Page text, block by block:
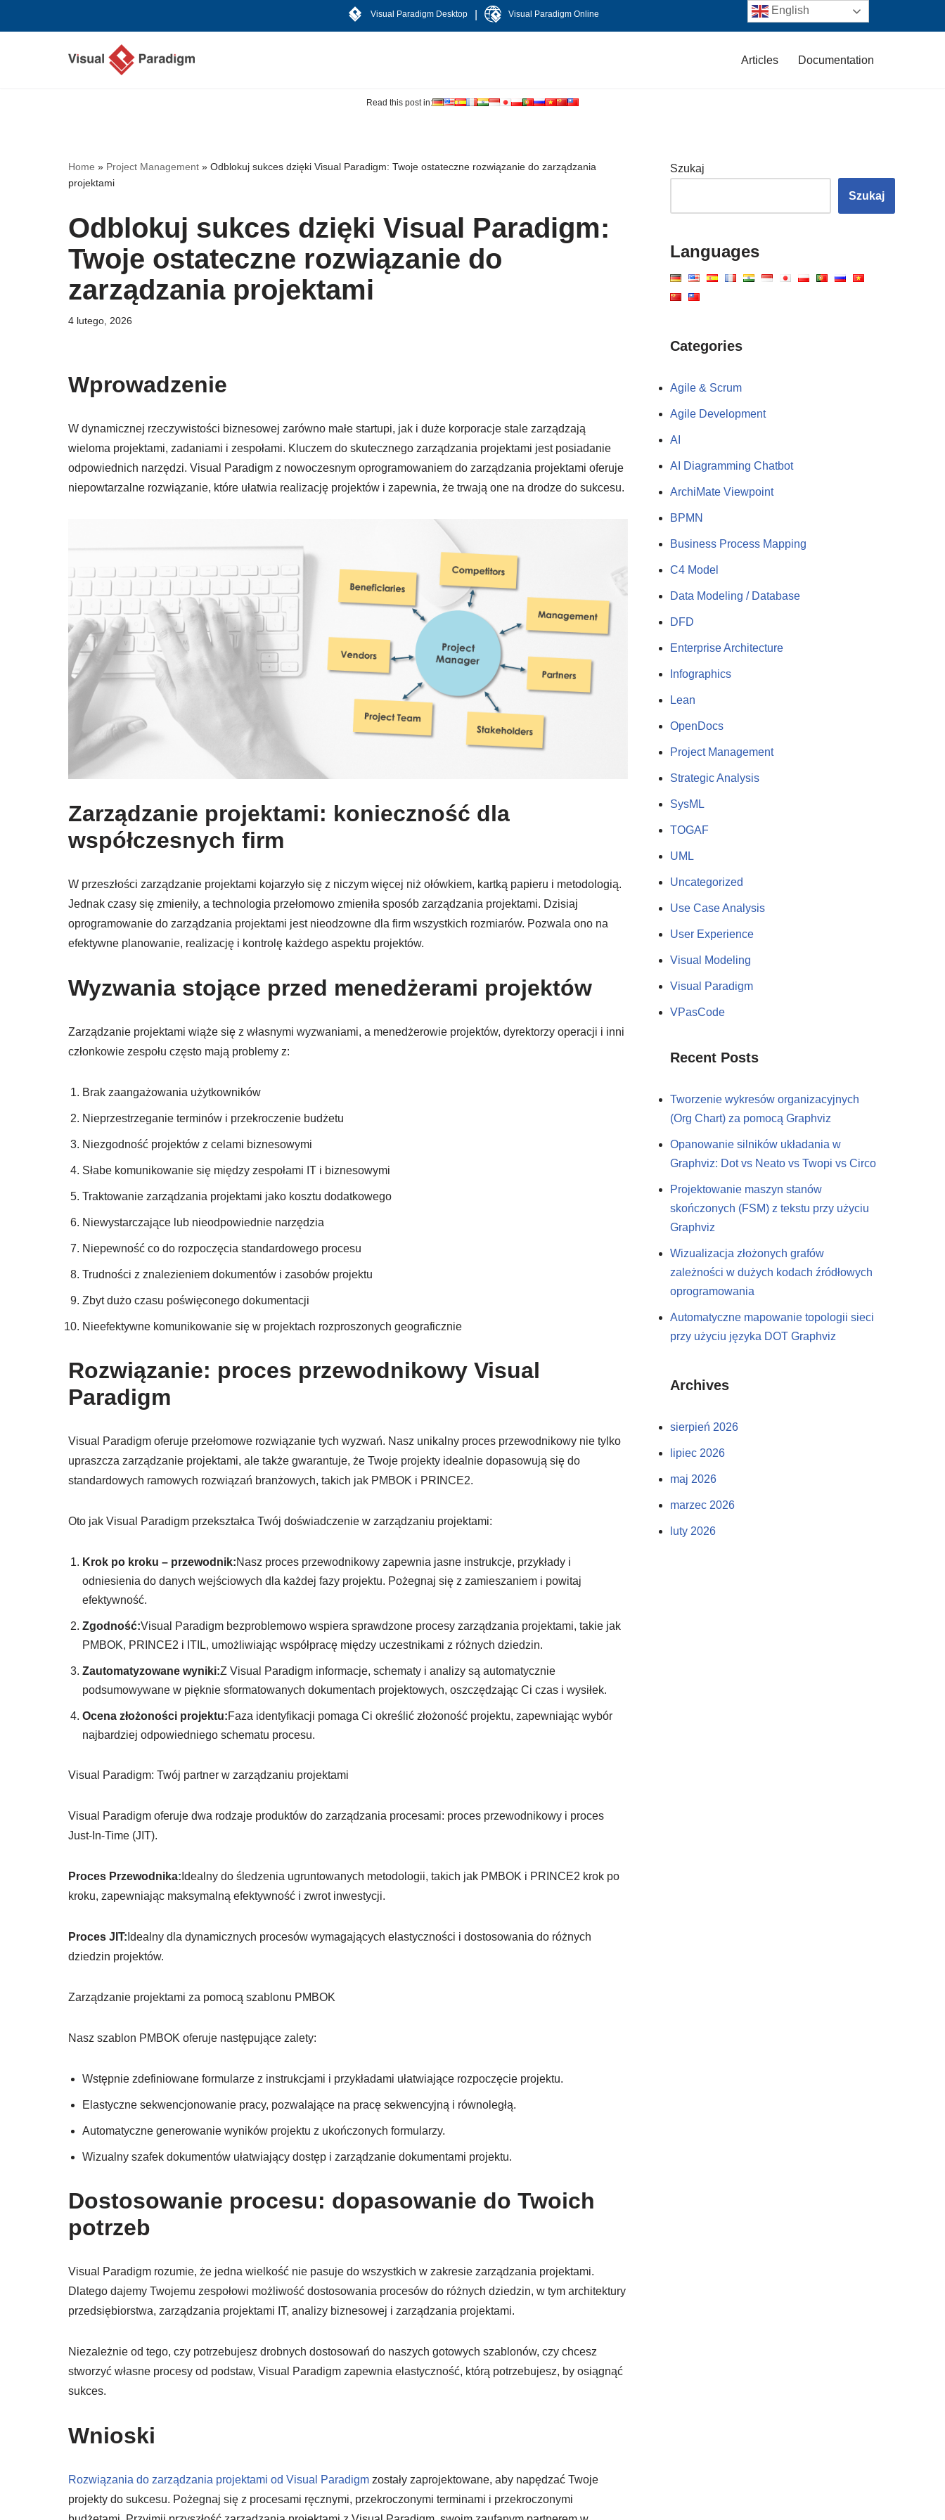
Visual Paradigm Desktop Visual Paradigm Online
Articles Documentation
Read this post in:
Home » Project Management » Odblokuj sukces dzięki Visual Paradigm: Twoje ostateczne rozwiązanie do zarządzania
projektami
Odblokuj sukces dzięki Visual Paradigm:
Twoje ostateczne rozwiązanie do
zarządzania projektami
4 lutego, 2026
Wprowadzenie
W dynamicznej rzeczywistości biznesowej zarówno małe startupi, jak i duże korporacje stale zarządzają
wieloma projektami, zadaniami i zespołami. Kluczem do skutecznego zarządzania projektami jest posiadanie
odpowiednich narzędzi. Visual Paradigm z nowoczesnym oprogramowaniem do zarządzania projektami oferuje
niepowtarzalne rozwiązanie, które ułatwia realizację projektów i zapewnia, że trwają one na drodze do sukcesu.
Zarządzanie projektami: konieczność dla
współczesnych firm
W przeszłości zarządzanie projektami kojarzyło się z niczym więcej niż ołówkiem, kartką papieru i metodologią.
Jednak czasy się zmieniły, a technologia przełomowo zmieniła sposób zarządzania projektami. Dzisiaj
oprogramowanie do zarządzania projektami jest nieodzowne dla firm wszystkich rozmiarów. Pozwala ono na
efektywne planowanie, realizację i kontrolę każdego aspektu projektów.
Wyzwania stojące przed menedżerami projektów
Zarządzanie projektami wiąże się z własnymi wyzwaniami, a menedżerowie projektów, dyrektorzy operacji i inni
członkowie zespołu często mają problemy z:
Brak zaangażowania użytkowników
Nieprzestrzeganie terminów i przekroczenie budżetu
Niezgodność projektów z celami biznesowymi
Słabe komunikowanie się między zespołami IT i biznesowymi
Traktowanie zarządzania projektami jako kosztu dodatkowego
Niewystarczające lub nieodpowiednie narzędzia
Niepewność co do rozpoczęcia standardowego procesu
Trudności z znalezieniem dokumentów i zasobów projektu
Zbyt dużo czasu poświęconego dokumentacji
Nieefektywne komunikowanie się w projektach rozproszonych geograficznie
Rozwiązanie: proces przewodnikowy Visual
Paradigm
Visual Paradigm oferuje przełomowe rozwiązanie tych wyzwań. Nasz unikalny proces przewodnikowy nie tylko
upraszcza zarządzanie projektami, ale także gwarantuje, że Twoje projekty idealnie dopasowują się do
standardowych ramowych rozwiązań branżowych, takich jak PMBOK i PRINCE2.
Oto jak Visual Paradigm przekształca Twój doświadczenie w zarządzaniu projektami:
Krok po kroku – przewodnik:Nasz proces przewodnikowy zapewnia jasne instrukcje, przykłady i
odniesienia do danych wejściowych dla każdej fazy projektu. Pożegnaj się z zamieszaniem i powitaj
efektywność.
Zgodność:Visual Paradigm bezproblemowo wspiera sprawdzone procesy zarządzania projektami, takie jak
PMBOK, PRINCE2 i ITIL, umożliwiając współpracę między uczestnikami z różnych dziedzin.
Zautomatyzowane wyniki:Z Visual Paradigm informacje, schematy i analizy są automatycznie
podsumowywane w pięknie sformatowanych dokumentach projektowych, oszczędzając Ci czas i wysiłek.
Ocena złożoności projektu:Faza identyfikacji pomaga Ci określić złożoność projektu, zapewniając wybór
najbardziej odpowiedniego schematu procesu.
Visual Paradigm: Twój partner w zarządzaniu projektami
Visual Paradigm oferuje dwa rodzaje produktów do zarządzania procesami: proces przewodnikowy i proces
Just-In-Time (JIT).
Proces Przewodnika: Idealny do śledzenia ugruntowanych metodologii, takich jak PMBOK i PRINCE2 krok po
kroku, zapewniając maksymalną efektywność i zwrot inwestycji.
Proces JIT: Idealny dla dynamicznych procesów wymagających elastyczności i dostosowania do różnych
dziedzin projektów.
Zarządzanie projektami za pomocą szablonu PMBOK
Nasz szablon PMBOK oferuje następujące zalety:
Wstępnie zdefiniowane formularze z instrukcjami i przykładami ułatwiające rozpoczęcie projektu.
Elastyczne sekwencjonowanie pracy, pozwalające na pracę sekwencyjną i równoległą.
Automatyczne generowanie wyników projektu z ukończonych formularzy.
Wizualny szafek dokumentów ułatwiający dostęp i zarządzanie dokumentami projektu.
Dostosowanie procesu: dopasowanie do Twoich
potrzeb
Visual Paradigm rozumie, że jedna wielkość nie pasuje do wszystkich w zakresie zarządzania projektami.
Dlatego dajemy Twojemu zespołowi możliwość dostosowania procesów do różnych dziedzin, w tym architektury
przedsiębiorstwa, zarządzania projektami IT, analizy biznesowej i zarządzania projektami.
Niezależnie od tego, czy potrzebujesz drobnych dostosowań do naszych gotowych szablonów, czy chcesz
stworzyć własne procesy od podstaw, Visual Paradigm zapewnia elastyczność, którą potrzebujesz, by osiągnąć
sukces.
Wnioski
Rozwiązania do zarządzania projektami od Visual Paradigm zostały zaprojektowane, aby napędzać Twoje
projekty do sukcesu. Pożegnaj się z procesami ręcznymi, przekroczonymi terminami i przekroczonymi
Szukaj
Szukaj
Languages
Categories
Agile & Scrum
Agile Development
AI
AI Diagramming Chatbot
ArchiMate Viewpoint
BPMN
Business Process Mapping
C4 Model
Data Modeling / Database
DFD
Enterprise Architecture
Infographics
Lean
OpenDocs
Project Management
Strategic Analysis
SysML
TOGAF
UML
Uncategorized
Use Case Analysis
User Experience
Visual Modeling
Visual Paradigm
VPasCode
Recent Posts
Tworzenie wykresów organizacyjnych
(Org Chart) za pomocą Graphviz
Opanowanie silników układania w
Graphviz: Dot vs Neato vs Twopi vs Circo
Projektowanie maszyn stanów
skończonych (FSM) z tekstu przy użyciu
Graphviz
Wizualizacja złożonych grafów
zależności w dużych kodach źródłowych
oprogramowania
Automatyczne mapowanie topologii sieci
przy użyciu języka DOT Graphviz
Archives
sierpień 2026
lipiec 2026
maj 2026
marzec 2026
luty 2026
English